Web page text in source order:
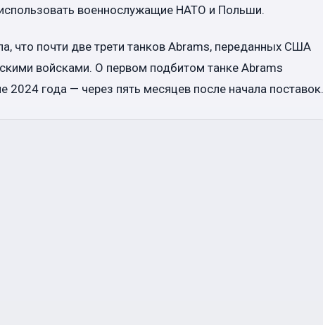
военнослужащие НАТО и Польши.
что почти две трети танков Abrams, переданных США
войсками. О первом подбитом танке Abrams
года — через пять месяцев после начала поставок.